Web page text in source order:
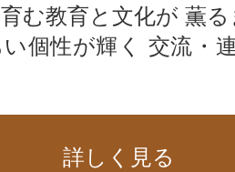
む教育と文化が 薫
個性が輝く 交流・
詳しく見る